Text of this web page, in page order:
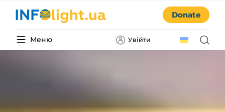
Меню Увійти
Donate